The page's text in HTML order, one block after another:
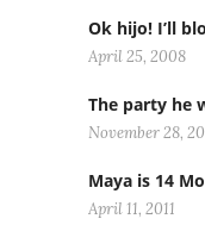
Ok hijo! I’ll
April 25, 2008
The party he
November 28,
Maya is 14
April 11, 2011